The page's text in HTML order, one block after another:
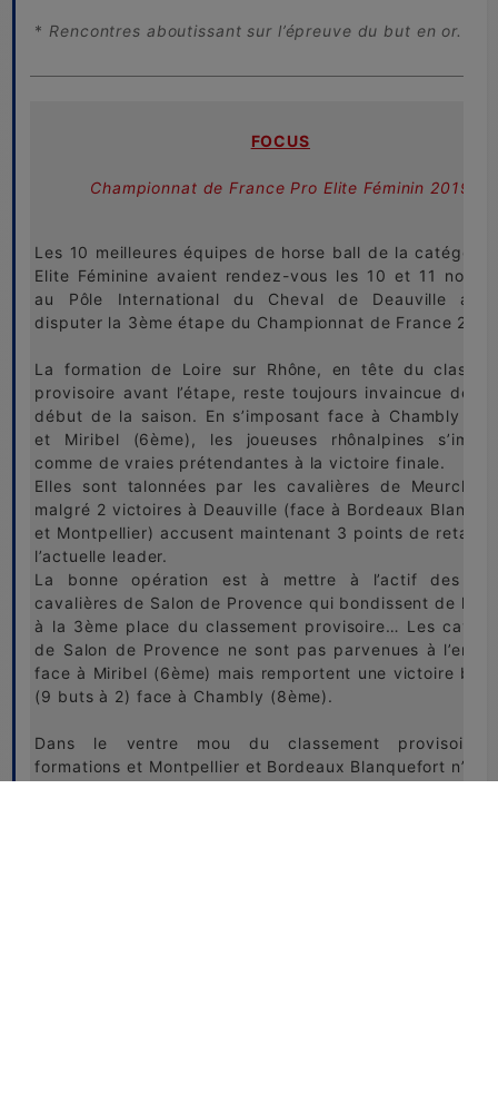
* Rencontres aboutissant sur l’épreuve du but en or.
FOCUS
Championnat de France Pro Elite Féminin 2019
Les 10 meilleures équipes de horse ball de la catégorie
Elite Féminine avaient rendez-vous les 10 et 11
au Pôle International du Cheval de Deauville
disputer la 3ème étape du Championnat de France
La formation de Loire sur Rhône, en tête du
provisoire avant l’étape, reste toujours invaincue
début de la saison. En s’imposant face à Chambly
et Miribel (6ème), les joueuses rhônalpines
comme de vraies prétendantes à la victoire finale.
Elles sont talonnées par les cavalières de Meurchin,
malgré 2 victoires à Deauville (face à Bordeaux
et Montpellier) accusent maintenant 3 points de retards
l’actuelle leader.
La bonne opération est à mettre à l’actif des
cavalières de Salon de Provence qui bondissent de la
à la 3ème place du classement provisoire… Les
de Salon de Provence ne sont pas parvenues à
face à Miribel (6ème) mais remportent une victoire
(9 buts à 2) face à Chambly (8ème).
Dans le ventre mou du classement provisoire,
formations et Montpellier et Bordeaux Blanquefort n’ont